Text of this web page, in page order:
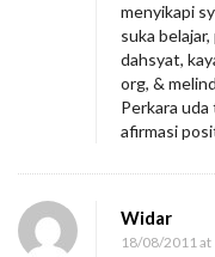
menyikapi
suka
dahsyat,
org, &
Perkara
afirmasi
Widar
18/08/2011 at